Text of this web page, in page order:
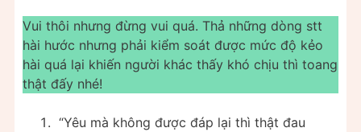
Vui thôi nhưng đừng vui quá. Thả những dòng stt
hài hước nhưng phải kiểm soát được mức độ kẻo
hài quá lại khiến người khác thấy khó chịu thì toang
thật đấy nhé!
“Yêu mà không được đáp lại thì thật đau